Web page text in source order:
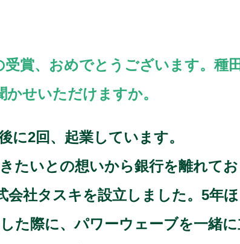
賞、おめでとうございます。種
せいただけますか。
に2回、起業しています。
たいとの想いから銀行を離れて
社タスキを設立しました。5年
た際に、パワーウェーブを一緒